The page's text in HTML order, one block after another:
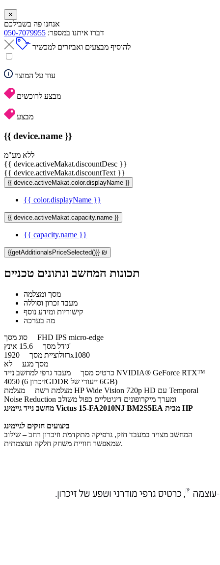
✕
אנחנו פה בשבילכם
דברו איתנו במספר: 050-7079955
להוסיף מבצעים ואביזרים למכשיר
עוד על המוצר
מבצע לרוכשים
מבצע
{{ device.name }}
ללא מע"מ
{{ device.activeMakat.discountDesc }}
{{ device.activeMakat.discountText }}
{{ device.activeMakat.color.displayName }}
{{ color.displayName }}
{{ device.activeMakat.capacity.name }}
{{ capacity.name }}
{{getAdditionalsPriceSelected()}} ₪
תכונות המחשב ונתונים טכניים
מסך ומצלמה
מעבד זכרון וסוללה
קישוריות ומידע נוסף
מה בערכה
סוג מסך FHD IPS micro-edge
גודל מסך15.6 אינץ'
רזולוציית מסך1920x1080
מסך מגע לא
כרטיס מסך מעבד גרפי למחשב נייד NVIDIA® GeForce RTX™
4050 (זיכרון 6GDDR ייעודי של ‎6GB)
מצלמת רשת מצלמת HP Wide Vision 720p HD עם Temporal
Noise Reduction ומערך מיקרופונים דיגיטליים כפול משולב
מחשב נייד גיימינג Victus 15-FA2010NJ BM2S5EA ​מבית HP
ביצועים חזקים לגיימינג
המחשב מצויד במעבד חזק, גרפיקה מתקדמת וזיכרון רחב – שילוב
שמאפשר חוויית משחק חלקה ועוצמתית.